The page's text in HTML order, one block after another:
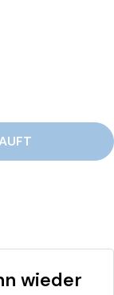
M10 erhöhen
wieder